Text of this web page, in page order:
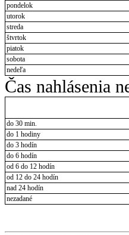
pondelok
utorok
streda
štvrtok
piatok
sobota
nedeľa
Čas nahlásenia
do 30 min.
do 1 hodiny
do 3 hodín
do 6 hodín
od 6 do 12 hodín
od 12 do 24 hodín
nad 24 hodín
nezadané